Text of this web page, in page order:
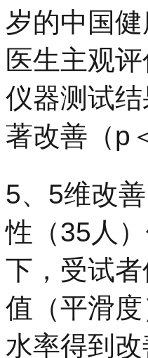
岁的中国
医生主观
仪器测试
著改善（p
5、5维改
性（35人
下，受试
值（平滑
水率得到